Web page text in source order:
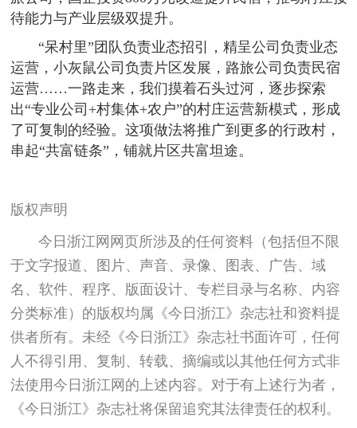
待能力与产业层级双提升。
“呆村里”团队负责业态招引，精呈公司负责业态
运营，小灰鼠公司负责片区发展，路旅公司负责民宿
运营……一路走来，我们摸着石头过河，逐步探索
出“专业公司+村集体+农户”的村庄运营新模式，形成
了可复制的经验。这项做法将推广到更多的行政村，
串起“共富链条”，铺就片区共富坦途。
版权声明
今日浙江网网页所涉及的任何资料（包括但不限
于文字报道、图片、声音、录像、图表、广告、域
名、软件、程序、版面设计、专栏目录与名称、内容
分类标准）的版权均属《今日浙江》杂志社和资料提
供者所有。未经《今日浙江》杂志社书面许可，任何
人不得引用、复制、转载、摘编或以其他任何方式非
法使用今日浙江网的上述内容。对于有上述行为者，
《今日浙江》杂志社将保留追究其法律责任的权利。